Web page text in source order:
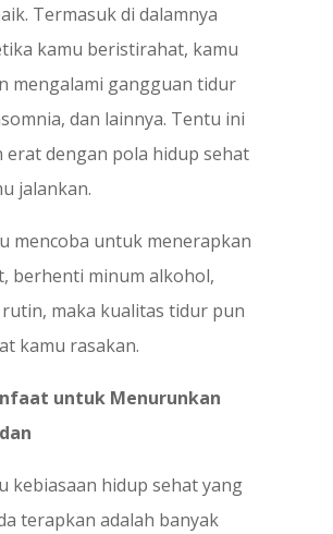
Termasuk di dalamnya
kamu beristirahat, kamu
mengalami gangguan tidur
dan lainnya. Tentu ini
erat dengan pola hidup sehat
jalankan.
mencoba untuk menerapkan
berhenti minum alkohol,
maka kualitas tidur pun
kamu rasakan.
untuk Menurunkan
kebiasaan hidup sehat yang
terapkan adalah banyak